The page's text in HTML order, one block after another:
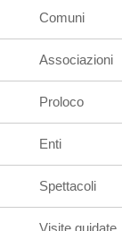
Comuni
Associazioni
Proloco
Enti
Spettacoli
Visite guidate